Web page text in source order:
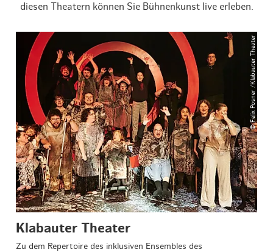
diesen Theatern können Sie Bühnenkunst live erleben.
© Felix Posner /Klabauter Theater
Klabauter Theater
Zu dem Repertoire des inklusiven Ensembles des